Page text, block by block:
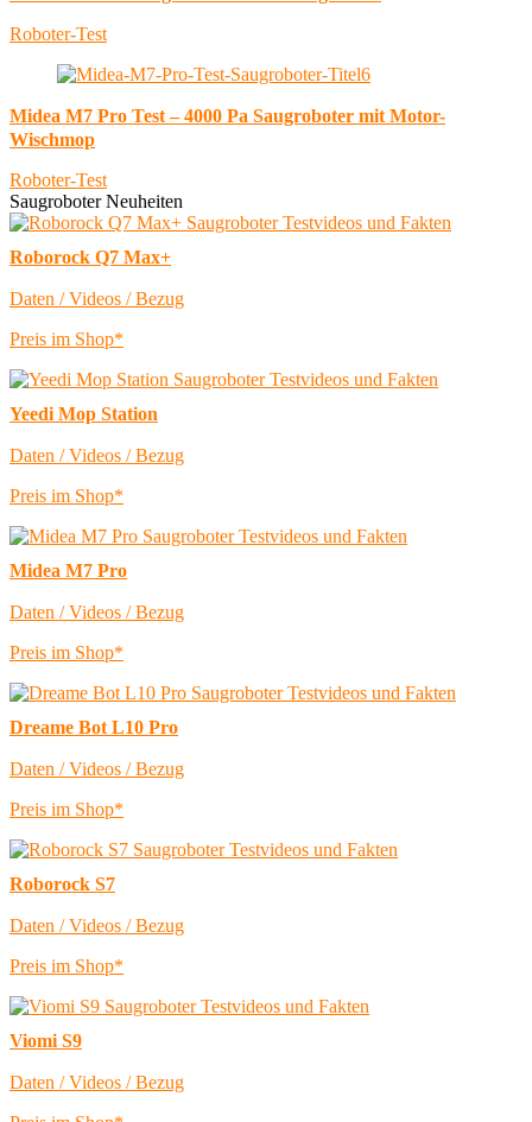
Roboter-Test
Midea M7 Pro Test – 4000 Pa Saugroboter mit Motor-
Wischmop
Roboter-Test
Saugroboter Neuheiten
Roborock Q7 Max+
Daten / Videos / Bezug
Preis im Shop*
Yeedi Mop Station
Daten / Videos / Bezug
Preis im Shop*
Midea M7 Pro
Daten / Videos / Bezug
Preis im Shop*
Dreame Bot L10 Pro
Daten / Videos / Bezug
Preis im Shop*
Roborock S7
Daten / Videos / Bezug
Preis im Shop*
Viomi S9
Daten / Videos / Bezug